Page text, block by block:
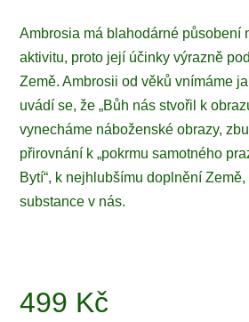
Ambrosia má blahodárné působení
aktivitu, proto její účinky výrazně
Země. Ambrosii od věků vnímáme
uvádí se, že „Bůh nás stvořil k
vynecháme náboženské obrazy,
přirovnání k „pokrmu samotného
Bytí“, k nejhlubšímu doplnění
substance v nás.
499 Kč